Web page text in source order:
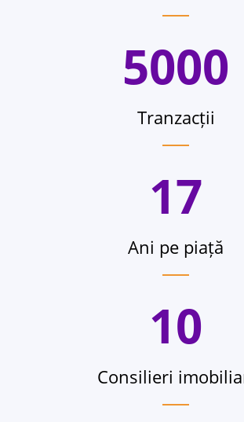
5000
Tranzacții
17
Ani pe piață
10
Consilieri